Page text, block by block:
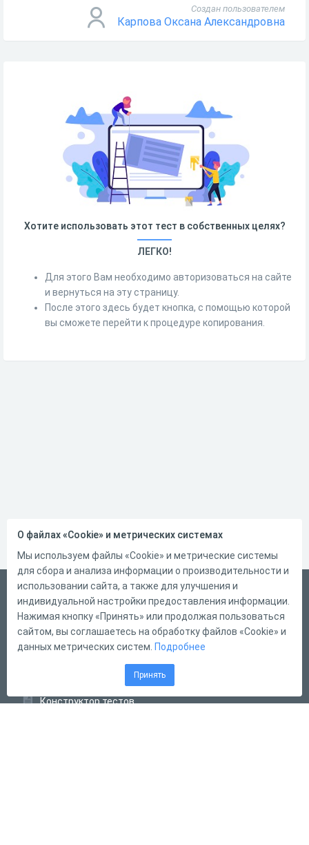
Создан пользователем
Карпова Оксана Александровна
Хотите использовать этот тест в собственных целях?
ЛЕГКО!
Для этого Вам необходимо авторизоваться на сайте
и вернуться на эту страницу.
После этого здесь будет кнопка, с помощью которой
вы сможете перейти к процедуре копирования.
Русский
Справка
Форма обратной связи
Конструктор тестов
О файлах «Cookie» и метрических системах
Мы используем файлы «Cookie» и метрические системы
для сбора и анализа информации о производительности и
использовании сайта, а также для улучшения и
индивидуальной настройки предоставления информации.
Нажимая кнопку «Принять» или продолжая пользоваться
сайтом, вы соглашаетесь на обработку файлов «Cookie» и
данных метрических систем. Подробнее
Принять